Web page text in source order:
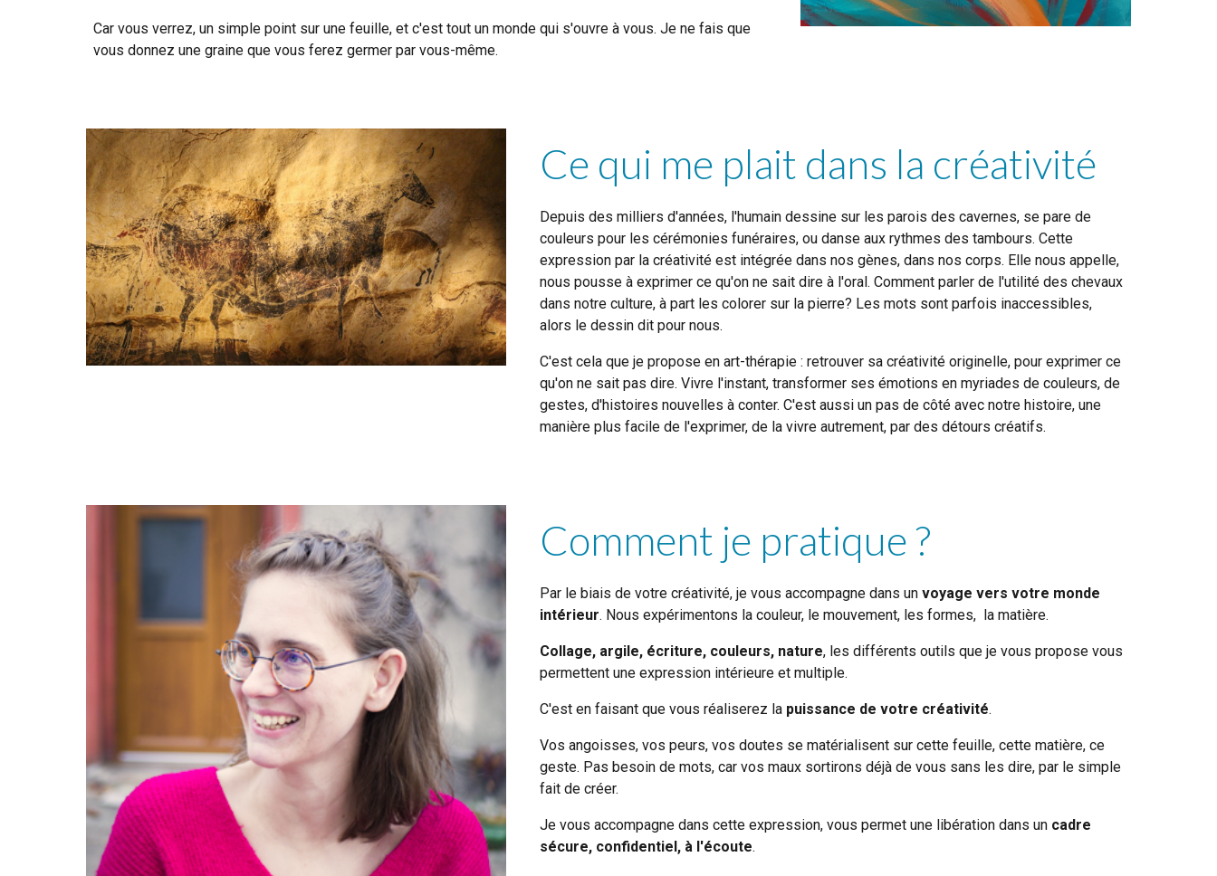
Car vous verrez, un simple point sur une feuille, et c'est tout un monde qui s'ouvre à vous. Je ne fais que
vous donnez une graine que vous ferez germer par vous-même.
Ce qui me plait dans la créativité
Depuis des milliers d'années, l'humain dessine sur les parois des cavernes, se pare de
couleurs pour les cérémonies funéraires, ou danse aux rythmes des tambours. Cette
expression par la créativité est intégrée dans nos gènes, dans nos corps. Elle nous appelle,
nous pousse à exprimer ce qu'on ne sait dire à l'oral. Comment parler de l'utilité des chevaux
dans notre culture, à part les colorer sur la pierre? Les mots sont parfois inaccessibles,
alors le dessin dit pour nous.
C'est cela que je propose en art-thérapie : retrouver sa créativité originelle, pour exprimer ce
qu'on ne sait pas dire. Vivre l'instant, transformer ses émotions en myriades de couleurs, de
gestes, d'histoires nouvelles à conter. C'est aussi un pas de côté avec notre histoire, une
manière plus facile de l'exprimer, de la vivre autrement, par des détours créatifs.
Comment je pratique ?
Par le biais de votre créativité, je vousaccompagne dans un voyage vers votre monde
intérieur. Nous expérimentons la couleur, le mouvement, les formes, la matière.
Collage, argile, écriture, couleurs, nature, les différents outils que je vous propose vous
permettent une expression intérieure et multiple.
C'est en faisant que vous réaliserez la puissance de votre créativité.
Vos angoisses, vos peurs, vos doutes se matérialisent sur cette feuille, cette matière, ce
geste. Pas besoin de mots, car vos maux sortirons déjà de vous sans les dire, par le simple
fait de créer.
Je vous accompagne dans cette expression, vous permet une libération dans un cadre
sécure, confidentiel, à l'écoute.